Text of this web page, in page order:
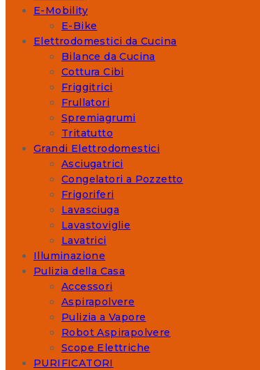
E-Mobility
E-Bike
Elettrodomestici da Cucina
Bilance da Cucina
Cottura Cibi
Friggitrici
Frullatori
Spremiagrumi
Tritatutto
Grandi Elettrodomestici
Asciugatrici
Congelatori a Pozzetto
Frigoriferi
Lavasciuga
Lavastoviglie
Lavatrici
Illuminazione
Pulizia della Casa
Accessori
Aspirapolvere
Pulizia a Vapore
Robot Aspirapolvere
Scope Elettriche
PURIFICATORI